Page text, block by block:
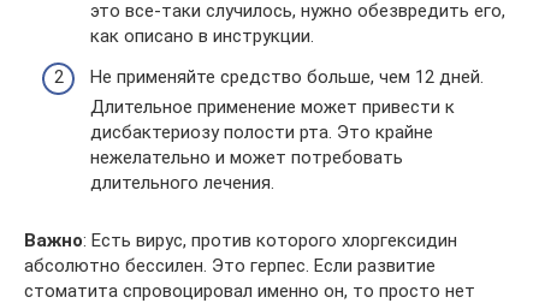
это все-таки случилось, нужно обезвредить его,
как описано в инструкции.
Не применяйте средство больше, чем 12 дней.
Длительное применение может привести к
дисбактериозу полости рта. Это крайне
нежелательно и может потребовать
длительного лечения.
Важно: Есть вирус, против которого хлоргексидин
абсолютно бессилен. Это герпес. Если развитие
стоматита спровоцировал именно он, то просто нет